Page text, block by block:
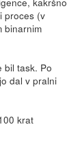
proces (v
binarnim
bil task. Po
dal v pralni
krat